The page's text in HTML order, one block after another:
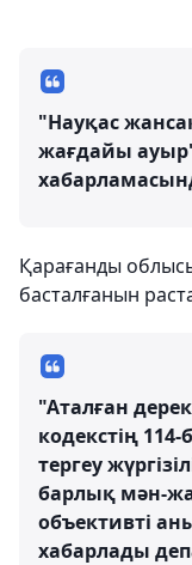
"Науқас
жағдайы
Қарағанды
басталғанын
"Аталған
кодекстің
тергеу
барлық мән-
объективті
хабарлады